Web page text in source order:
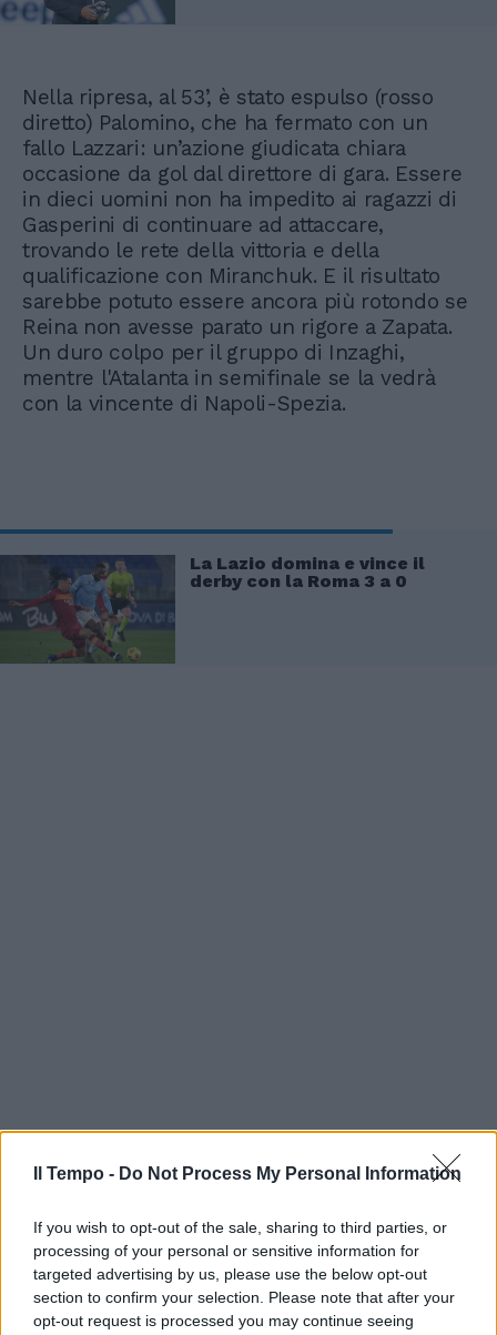
Il Tempo - Do Not Process My Personal Information
If you wish to opt-out of the sale, sharing to third parties, or
processing of your personal or sensitive information for
targeted advertising by us, please use the below opt-out
section to confirm your selection. Please note that after your
opt-out request is processed you may continue seeing
Nella ripresa, al 53’, è stato espulso (rosso
diretto) Palomino, che ha fermato con un
fallo Lazzari: un’azione giudicata chiara
occasione da gol dal direttore di gara. Essere
in dieci uomini non ha impedito ai ragazzi di
Gasperini di continuare ad attaccare,
trovando le rete della vittoria e della
qualificazione con Miranchuk. E il risultato
sarebbe potuto essere ancora più rotondo se
Reina non avesse parato un rigore a Zapata.
Un duro colpo per il gruppo di Inzaghi,
mentre l'Atalanta in semifinale se la vedrà
con la vincente di Napoli-Spezia.
La Lazio domina e vince il
derby con la Roma 3 a 0